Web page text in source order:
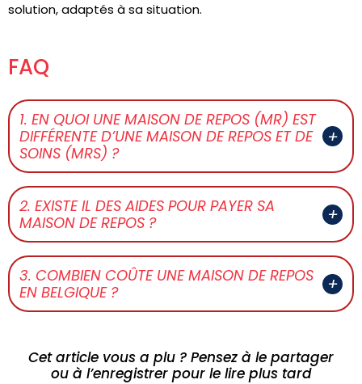
solution, adaptés à sa situation.
FAQ
1. EN QUOI UNE MAISON DE REPOS (MR) EST
DIFFÉRENTE D’UNE MAISON DE REPOS ET DE
SOINS (MRS) ?
2. EXISTE IL DES AIDES POUR PAYER SA
MAISON DE REPOS ?
3. COMBIEN COÛTE UNE MAISON DE REPOS
EN BELGIQUE ?
Cet article vous a plu ? Pensez à le partager
ou à l’enregistrer pour le lire plus tard